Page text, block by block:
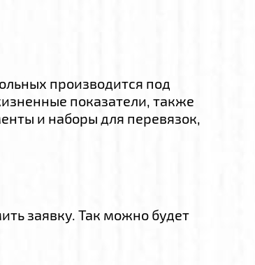
производится под
показатели, также
и наборы для перевязок,
заявку. Так можно будет